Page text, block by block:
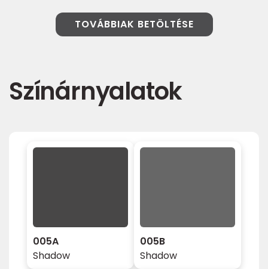
TOVÁBBIAK BETÖLTÉSE
Színárnyalatok
005A
Shadow
005B
Shadow